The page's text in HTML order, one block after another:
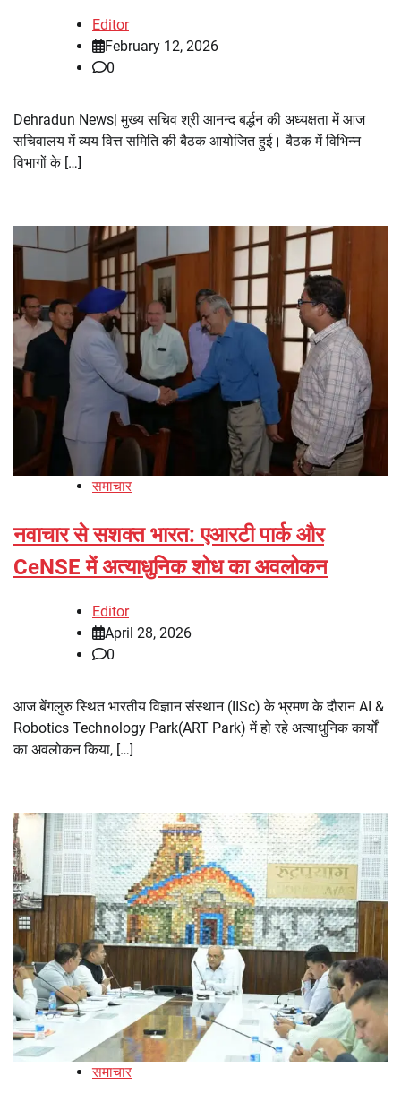
Editor
February 12, 2026
0
Dehradun News| मुख्य सचिव श्री आनन्द बर्द्धन की अध्यक्षता में आज
सचिवालय में व्यय वित्त समिति की बैठक आयोजित हुई। बैठक में विभिन्न
विभागों के […]
समाचार
नवाचार से सशक्त भारत: एआरटी पार्क और
CeNSE में अत्याधुनिक शोध का अवलोकन
Editor
April 28, 2026
0
आज बेंगलुरु स्थित भारतीय विज्ञान संस्थान (IISc) के भ्रमण के दौरान AI &
Robotics Technology Park(ART Park) में हो रहे अत्याधुनिक कार्यों
का अवलोकन किया, […]
समाचार